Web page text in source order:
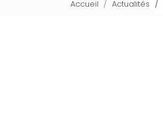
Accueil Actualités